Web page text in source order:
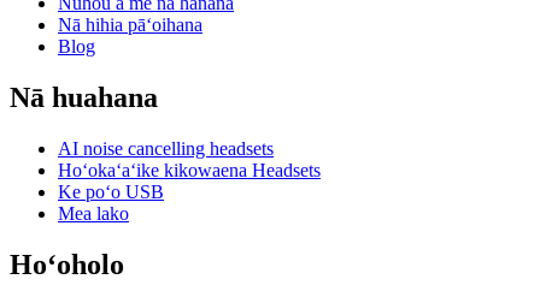
Nā hihia pāʻoihana
Blog
Nā huahana
AI noise cancelling headsets
Hoʻokaʻaʻike kikowaena Headsets
Ke poʻo USB
Mea lako
Hoʻoholo